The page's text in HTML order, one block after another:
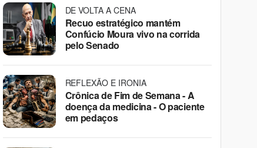
DE VOLTA A CENA
Recuo estratégico mantém
Confúcio Moura vivo na corrida
pelo Senado
REFLEXÃO E IRONIA
Crônica de Fim de Semana - A
doença da medicina - O paciente
em pedaços